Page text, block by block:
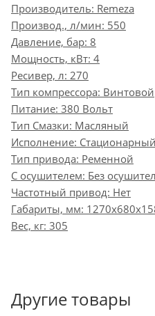
Производитель: Remeza
Производ., л/мин: 550
Давление, бар: 8
Мощность, кВт: 4
Ресивер, л: 270
Тип компрессора: Винтовой
Питание: 380 Вольт
Тип Смазки: Масляный
Исполнение: Стационарный
Тип привода: Ременной
С осушителем: Без
Частотный привод: Нет
Габариты, мм:
Вес, кг: 305
Другие товары